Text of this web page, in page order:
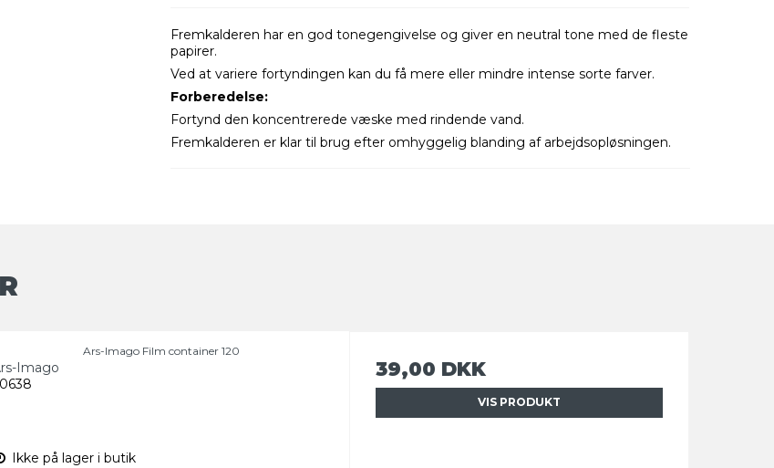
Fremkalderen har en god tonegengivelse og giver en neutral tone med de fleste
papirer.
Ved at variere fortyndingen kan du få mere eller mindre intense sorte farver.
Forberedelse:
Fortynd den koncentrerede væske med rindende vand.
Fremkalderen er klar til brug efter omhyggelig blanding af arbejdsopløsningen.
Ars-Imago Film container 120
Imago
Ikke på lager i butik
39,00 DKK
VIS PRODUKT